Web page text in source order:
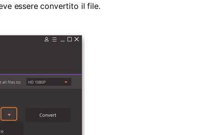
essere convertito il file.